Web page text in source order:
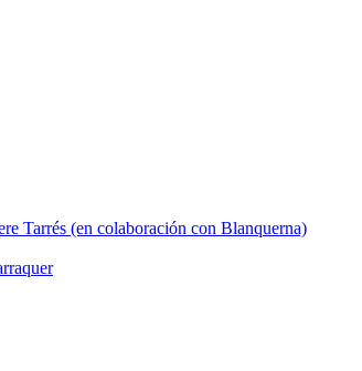
Tarrés (en colaboración con Blanquerna)